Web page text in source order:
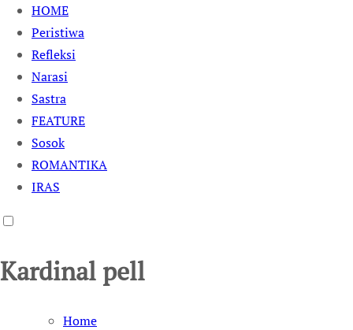
HOME
Peristiwa
Refleksi
Narasi
Sastra
FEATURE
Sosok
ROMANTIKA
IRAS
Kardinal pell
Home